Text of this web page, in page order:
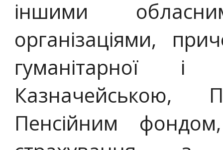
іншими
організаціями,
гуманітарної і
Казначейською,
Пенсійним